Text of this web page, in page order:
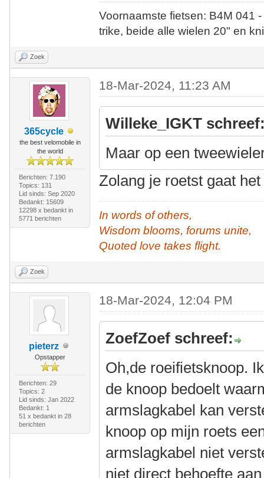
Voornaamste fietsen: B4M
trike, beide alle wielen 20" en
Zoek
365cycle
the best velomobile in
the world
Berichten: 7.190
Topics: 131
Lid sinds: Sep 2020
Bedankt: 15609
12298 x bedankt in
5771 berichten
18-Mar-2024, 11:23 AM
Willeke_IGKT
Maar op een
Zolang je roetst gaat
In words of others,
Wisdom blooms, forums unite,
Quoted love takes flight.
Zoek
pieterz
Opstapper
Berichten: 29
Topics: 2
Lid sinds: Jan 2022
Bedankt: 1
51 x bedankt in 28
berichten
18-Mar-2024, 12:04 PM
ZoefZoef schreef:
Oh,de roeifietsknoop.
de knoop bedoelt
armslagkabel kan
knoop op mijn roets
armslagkabel niet
niet direct behoefte